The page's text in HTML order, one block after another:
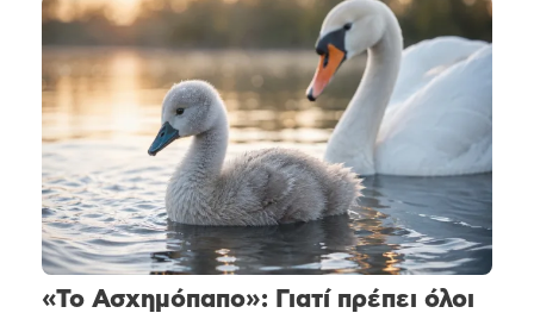
«Το Ασχημόπαπο»: Γιατί πρέπει όλοι